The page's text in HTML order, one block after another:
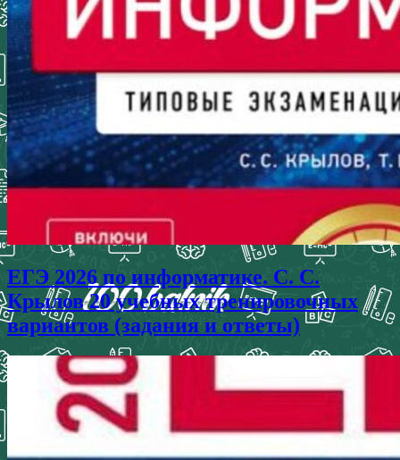
ЕГЭ 2026 по информатике. С. С.
Крылов 20 учебных тренировочных
вариантов (задания и ответы)